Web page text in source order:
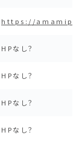
https://
HPなし？
HPなし？
HPなし？
HPなし？